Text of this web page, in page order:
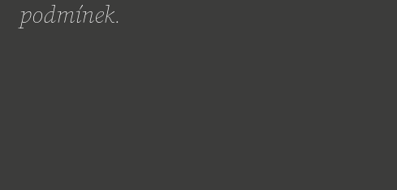
podmínek.